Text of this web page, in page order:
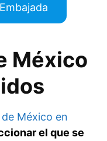
México
México en
el que se